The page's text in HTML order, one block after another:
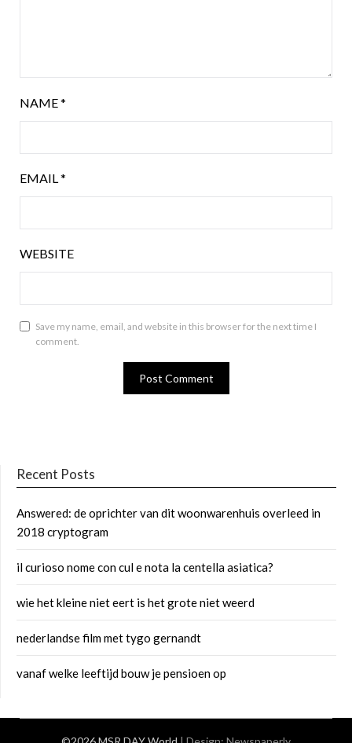
NAME*
EMAIL*
WEBSITE
Save my name, email, and website in this browser for the next time I
comment.
Recent Posts
Answered: de oprichter van dit woonwarenhuis overleed in
2018 cryptogram
il curioso nome con cul e nota la centella asiatica?
wie het kleine niet eert is het grote niet weerd
nederlandse film met tygo gernandt
vanaf welke leeftijd bouw je pensioen op